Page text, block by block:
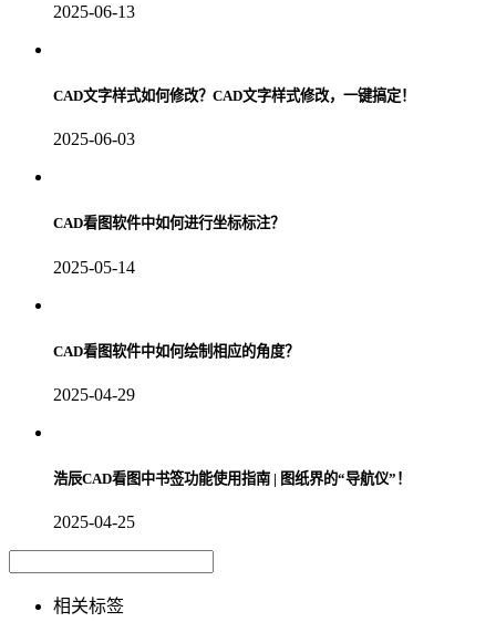
2025-06-13
CAD文字样式如何修改？CAD文字样式修改，一键搞定！
2025-06-03
CAD看图软件中如何进行坐标标注？
2025-05-14
CAD看图软件中如何绘制相应的角度？
2025-04-29
浩辰CAD看图中书签功能使用指南 | 图纸界的“导航仪”！
2025-04-25
相关标签